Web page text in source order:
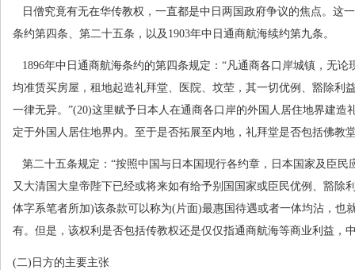
日僧究竟有无在华传教权，一直都是中日两国政府争议的焦点。这
条约第四条、第二十五条，以及 1903年中日通商航海续约第九条。
1896年中日通商航海条约的第四条规定：“凡通商各口岸城镇，无
均准赁买房屋，租地起造礼拜堂、医院、坟茔，其一切优例、豁除利
一律无异。”(20)这里赋予日本人在通商各口岸的外国人居住地界建造
定于外国人居住地界内。至于是否拓展至内地，礼拜堂是否包括佛教
第二十五条规定：“按照中国与日本国现行各约章，日本国家及臣民
又大清国大皇帝陛下已经或将来如有给予别国国家或臣民优例、豁除
体字系笔者所加)该条款可以称为(片面)最惠国待遇或者一体均沾，也
有。但是，该权利是否包括传教权还是仅仅指通商航海等商业利益，
(二) 日方的主要主张